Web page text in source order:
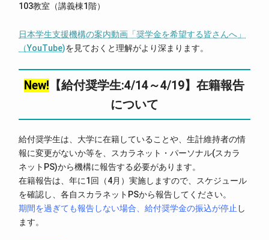
103教室（講義棟1階）
日本学生支援機構の案内動画「奨学金を希望する皆さんへ」
（YouTube)を見ておくと理解がより深まります。
New! 【給付奨学生:4/14～4/19】在籍報告
について
給付奨学生は、大学に在籍していることや、生計維持者の情
報に変更がないか等を、スカラネット・パーソナル(スカラ
ネットPS)から機構に報告する必要があります。
在籍報告は、年に1回（4月）実施しますので、スケジュール
を確認し、各自スカラネットPSから報告してください。
期間を過ぎても報告しない場合、給付奨学金の振込が停止 し
ます。